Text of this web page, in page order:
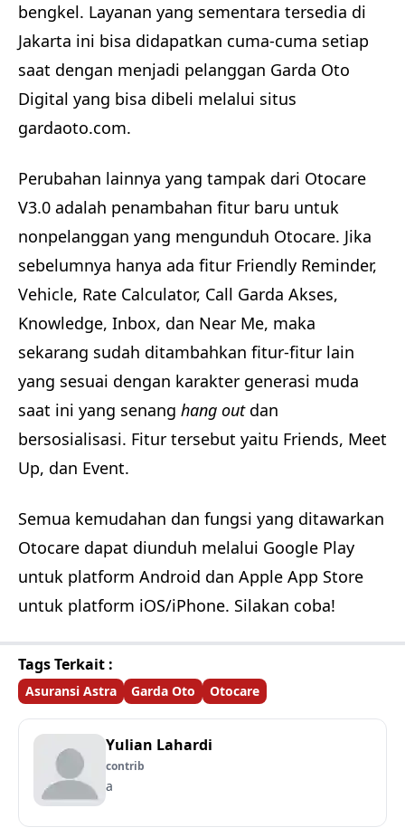
bengkel. Layanan yang sementara tersedia di
Jakarta ini bisa didapatkan cuma-cuma setiap
saat dengan menjadi pelanggan Garda Oto
Digital yang bisa dibeli melalui situs
gardaoto.com.
Perubahan lainnya yang tampak dari Otocare
V3.0 adalah penambahan fitur baru untuk
nonpelanggan yang mengunduh Otocare. Jika
sebelumnya hanya ada fitur Friendly Reminder,
Vehicle, Rate Calculator, Call Garda Akses,
Knowledge, Inbox, dan Near Me, maka
sekarang sudah ditambahkan fitur-fitur lain
yang sesuai dengan karakter generasi muda
saat ini yang senang hang outdan
bersosialisasi. Fitur tersebut yaitu Friends, Meet
Up, dan Event.
Semua kemudahan dan fungsi yang ditawarkan
Otocare dapat diunduh melalui Google Play
untuk platform Android dan Apple App Store
untuk platform iOS/iPhone. Silakan coba!
Tags Terkait :
Asuransi Astra Garda Oto Otocare
Yulian Lahardi
contrib
a